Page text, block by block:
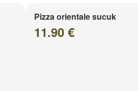
Pizza orientale sucuk
11.90 €